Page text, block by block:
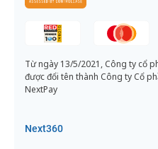
Từ ngày 13/5/2021, Công ty cổ
được đổi tên thành Công ty Cổ
NextPay
Next360